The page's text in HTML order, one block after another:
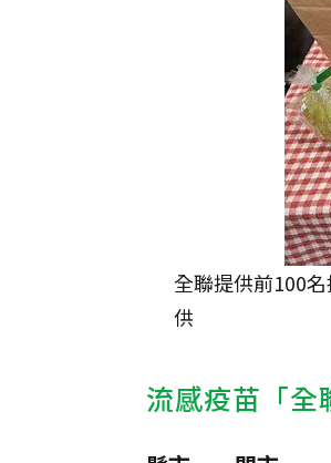
全聯提供前100
供
流感疫苗「全